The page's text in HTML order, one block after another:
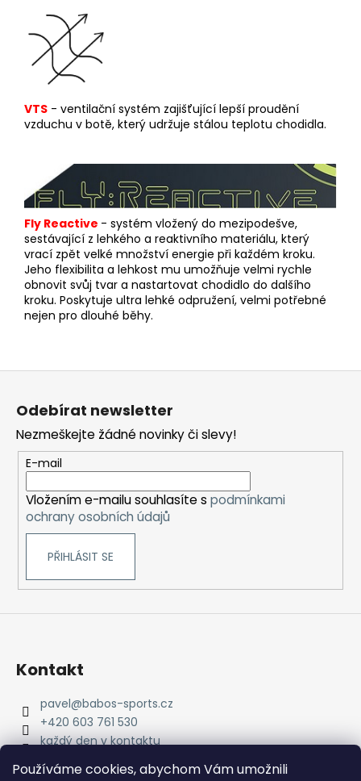
Používáme cookies, abychom Vám umožnili
VTS - ventilační systém zajišťující lepší proudění
vzduchu v botě, který udržuje stálou teplotu chodidla.
Fly Reactive - systém vložený do mezipodešve,
sestávající z lehkého a reaktivního materiálu, který
vrací zpět velké množství energie při každém kroku.
Jeho flexibilita a lehkost mu umožňuje velmi rychle
obnovit svůj tvar a nastartovat chodidlo do dalšího
kroku. Poskytuje ultra lehké odpružení, velmi potřebné
nejen pro dlouhé běhy.
Odebírat newsletter
Nezmeškejte žádné novinky či slevy!
E-mail
Vložením e-mailu souhlasíte s podmínkami
ochrany osobních údajů
PŘIHLÁSIT SE
Kontakt
pavel@babos-sports.cz
+420 603 761 530
každý den v kontaktu